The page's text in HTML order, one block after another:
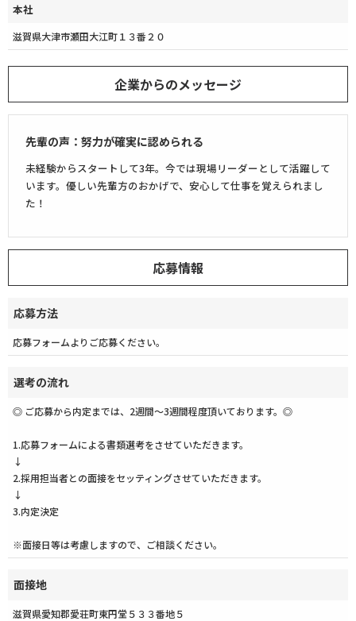
本社
滋賀県大津市瀬田大江町１３番２０
企業からのメッセージ
先輩の声：努力が確実に認められる
未経験からスタートして3年。今では現場リーダーとして活躍して
います。優しい先輩方のおかげで、安心して仕事を覚えられまし
た！
応募情報
応募方法
応募フォームよりご応募ください。
選考の流れ
◎ ご応募から内定までは、2週間〜3週間程度頂いております。◎
1.応募フォームによる書類選考をさせていただきます。
↓
2.採用担当者との面接をセッティングさせていただきます。
↓
3.内定決定
※面接日等は考慮しますので、ご相談ください。
面接地
滋賀県愛知郡愛荘町東円堂５３３番地５